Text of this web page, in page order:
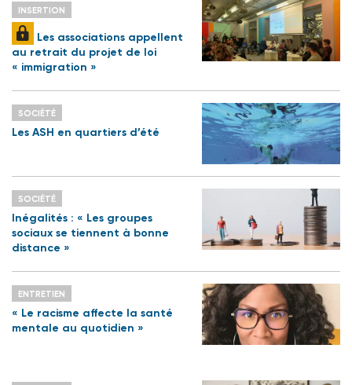
INSERTION
Les associations appellent
au retrait du projet de loi
« immigration »
SOCIÉTÉ
Les ASH en quartiers d’été
SOCIÉTÉ
Inégalités : « Les groupes
sociaux se tiennent à bonne
distance »
ENTRETIEN
« Le racisme affecte la santé
mentale au quotidien »